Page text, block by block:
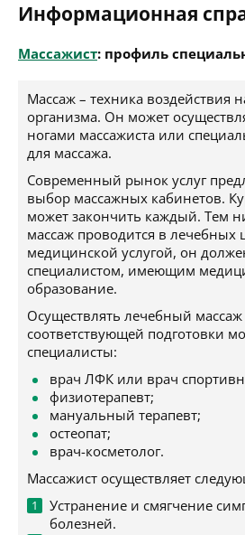
Информационная
Массажист: профиль
Массаж – техника воздействия
организма. Он может
ногами массажиста или
для массажа.
Современный рынок услуг
выбор массажных кабинетов.
может закончить каждый. Тем
массаж проводится в лечебных
медицинской услугой, он
специалистом, имеющим
образование.
Осуществлять лечебный
соответствующей подготовки
специалисты:
врач ЛФК или врач
физиотерапевт;
мануальный терапевт;
остеопат;
врач-косметолог.
Массажист осуществляет
Устранение и смягчение
болезней.